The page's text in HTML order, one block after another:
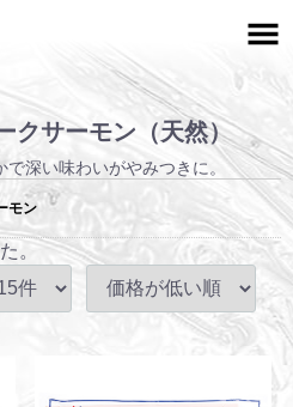
クサーモン（天然）
で深い味わいがやみつきに。
モン
。